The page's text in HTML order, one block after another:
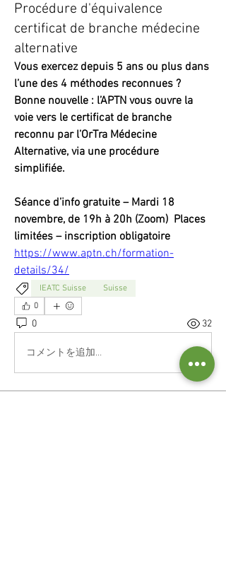
Procédure d'équivalence
certificat de branche médecine
alternative
Vous exercez depuis 5 ans ou plus dans
l’une des 4 méthodes reconnues ?
Bonne nouvelle : l’APTN vous ouvre la
voie vers le certificat de branche
reconnu par l’OrTra Médecine
Alternative, via une procédure
simplifiée.
Séance d’info gratuite – Mardi 18
novembre, de 19h à 20h (Zoom)  Places
limitées – inscription obligatoire
https://www.aptn.ch/formation-
details/34/
IEATC Suisse
Suisse
0
0 32
コメントを追加…